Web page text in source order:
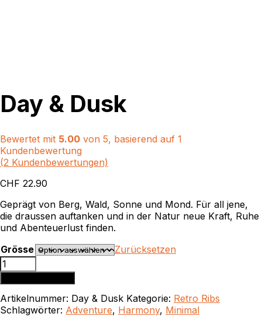
Day & Dusk
Bewertet mit 5.00 von 5, basierend auf 1
Kundenbewertung
(2 Kundenbewertungen)
CHF 22.90
Geprägt von Berg, Wald, Sonne und Mond. Für all jene,
die draussen auftanken und in der Natur neue Kraft, Ruhe
und Abenteuerlust finden.
Grösse
Zurücksetzen
Day
&
Dusk
Menge
Artikelnummer: Day & Dusk Kategorie: Retro Ribs
Schlagwörter: Adventure, Harmony, Minimal